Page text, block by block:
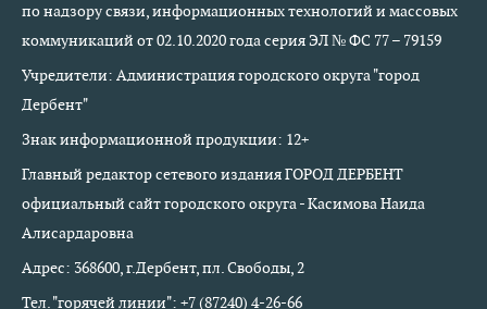
по надзору связи, информационных технологий и массовых
коммуникаций от 02.10.2020 года серия ЭЛ № ФС 77 – 79159
Учредители: Администрация городского округа "город
Дербент"
Знак информационной продукции: 12+
Главный редактор сетевого издания ГОРОД ДЕРБЕНТ
официальный сайт городского округа - Касимова Наида
Алисардаровна
Адрес: 368600, г.Дербент, пл. Свободы, 2
Тел. "горячей линии": +7 (87240) 4-26-66